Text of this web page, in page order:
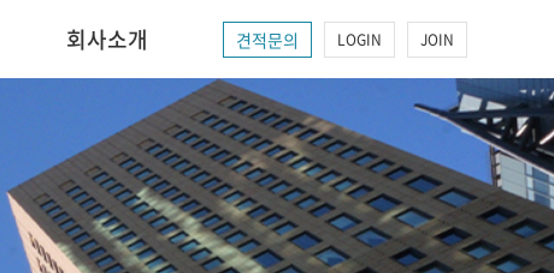
견적문의 LOGIN JOIN
회사소개